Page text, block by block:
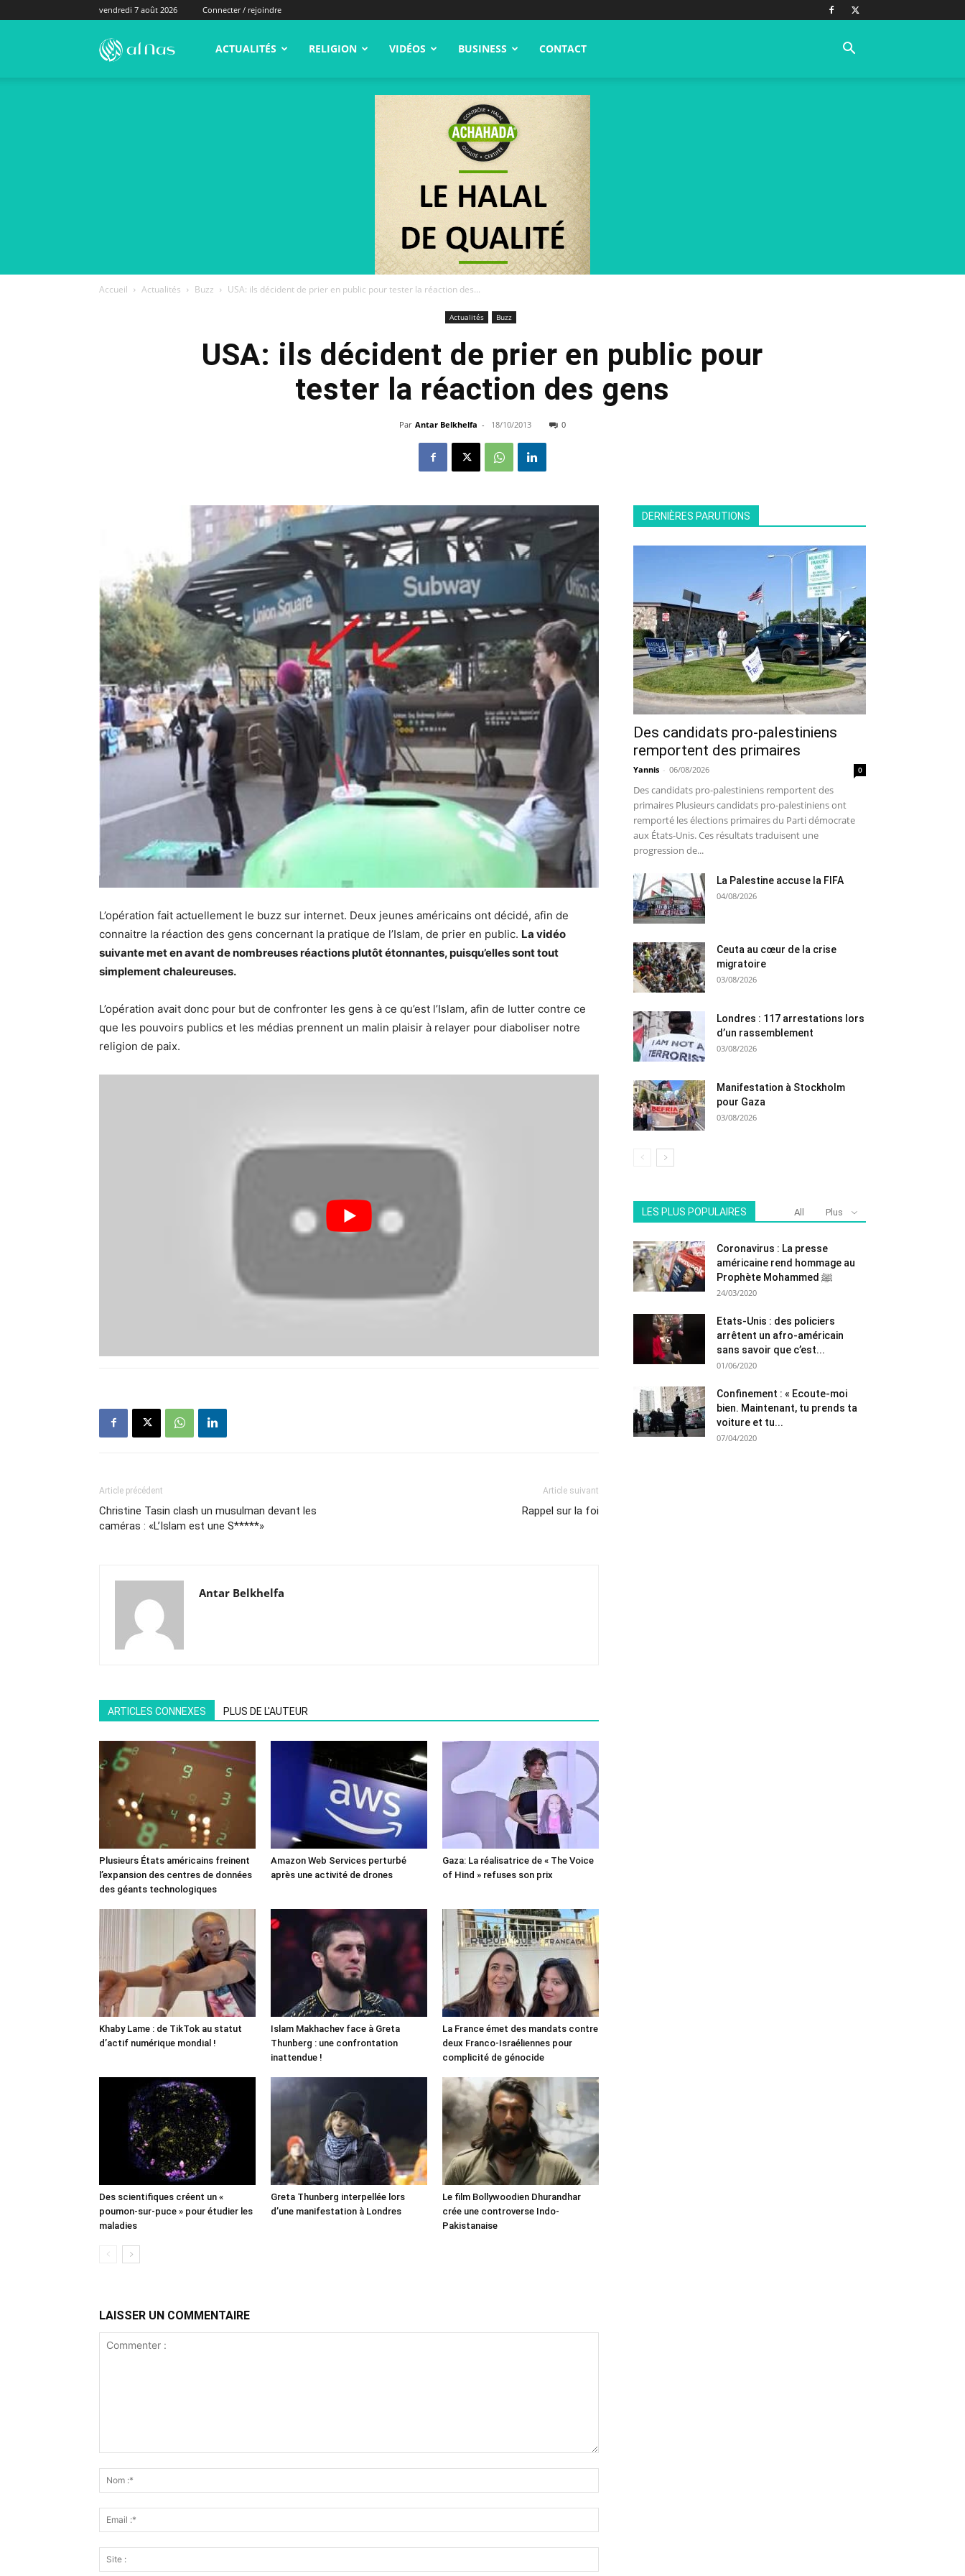
vendredi 7 août 2026 Connecter / rejoindre
alNas.fr ACTUALITÉS RELIGION VIDÉOS BUSINESS CONTACT
Accueil Actualités Buzz USA: ils décident de prier en public pour tester la réaction des...
Actualités Buzz
USA: ils décident de prier en public pour
tester la réaction des gens
Par Antar Belkhelfa - 18/10/2013 0
L’opération fait actuellement le buzz sur internet. Deux jeunes américains ont décidé, afin de
connaitre la réaction des gens concernant la pratique de l’Islam, de prier en public. La vidéo
suivante met en avant de nombreuses réactions plutôt étonnantes, puisqu’elles sont tout
simplement chaleureuses.
L’opération avait donc pour but de confronter les gens à ce qu’est l’Islam, afin de lutter contre ce
que les pouvoirs publics et les médias prennent un malin plaisir à relayer pour diaboliser notre
religion de paix.
Article précédent
Christine Tasin clash un musulman devant les
caméras : «L’Islam est une S*****»
Article suivant
Rappel sur la foi
Antar Belkhelfa
ARTICLES CONNEXES PLUS DE L'AUTEUR
Plusieurs États américains freinent
l’expansion des centres de données
des géants technologiques
Amazon Web Services perturbé
après une activité de drones
Gaza: La réalisatrice de « The Voice
of Hind » refuses son prix
Khaby Lame : de TikTok au statut
d’actif numérique mondial !
Islam Makhachev face à Greta
Thunberg : une confrontation
inattendue !
La France émet des mandats contre
deux Franco-Israéliennes pour
complicité de génocide
Des scientifiques créent un «
poumon-sur-puce » pour étudier les
maladies
Greta Thunberg interpellée lors
d’une manifestation à Londres
Le film Bollywoodien Dhurandhar
crée une controverse Indo-
Pakistanaise
LAISSER UN COMMENTAIRE
DERNIÈRES PARUTIONS
Des candidats pro-palestiniens
remportent des primaires
Yannis - 06/08/2026 0
Des candidats pro-palestiniens remportent des
primaires Plusieurs candidats pro-palestiniens ont
remporté les élections primaires du Parti démocrate
aux États-Unis. Ces résultats traduisent une
progression de...
La Palestine accuse la FIFA
04/08/2026
Ceuta au cœur de la crise
migratoire
03/08/2026
Londres : 117 arrestations lors
d’un rassemblement
03/08/2026
Manifestation à Stockholm
pour Gaza
03/08/2026
LES PLUS POPULAIRES All Plus
Coronavirus : La presse
américaine rend hommage au
Prophète Mohammed ﷺ
24/03/2020
Etats-Unis : des policiers
arrêtent un afro-américain
sans savoir que c’est...
01/06/2020
Confinement : « Ecoute-moi
bien. Maintenant, tu prends ta
voiture et tu...
07/04/2020